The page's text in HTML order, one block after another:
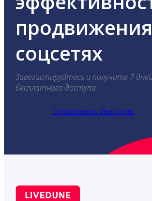
соцсетях
Зарегистируйтесь и получите 7
бесплатного доступа.
Попробовать бесплатно